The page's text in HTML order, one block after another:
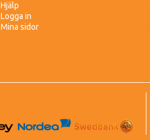
Hjälp
Logga in
Mina sidor